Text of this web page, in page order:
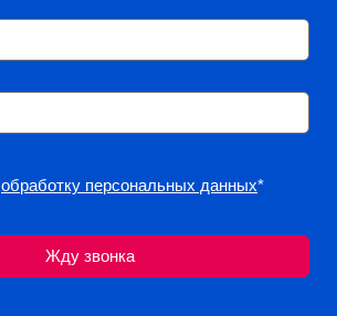
обработку персональных данных*